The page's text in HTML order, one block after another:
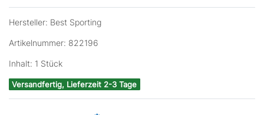
Hersteller: Best Sporting
Artikelnummer: 822196
Inhalt: 1 Stück
Versandfertig, Lieferzeit 2-3 Tage